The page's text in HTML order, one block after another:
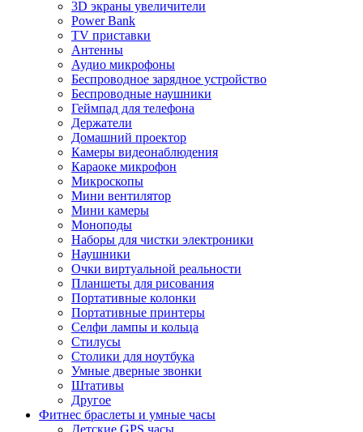
3D экраны увеличители
Power Bank
TV приставки
Антенны
Аудио микрофоны
Беспроводное зарядное устройство
Беспроводные наушники
Геймпад для телефона
Держатели
Домашний проектор
Камеры видеонаблюдения
Караоке микрофон
Микроскопы
Мини вентилятор
Мини камеры
Моноподы
Наборы для чистки электроники
Наушники
Очки виртуальной реальности
Планшеты для рисования
Портативные колонки
Портативные принтеры
Селфи лампы и кольца
Стилусы
Столики для ноутбука
Умные дверные звонки
Штативы
Другое
Фитнес браслеты и умные часы
Детские GPS часы